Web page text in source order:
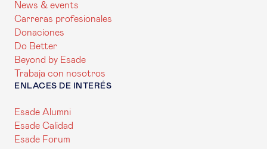
News & events
Carreras profesionales
Donaciones
Do Better
Beyond by Esade
Trabaja con nosotros
ENLACES DE INTERÉS
Esade Alumni
Esade Calidad
Esade Forum